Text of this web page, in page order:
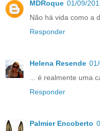
MDRoque 01/09/
Não há vida como a
Responder
Helena Resende
... é realmente uma
Responder
Palmier Encoberto